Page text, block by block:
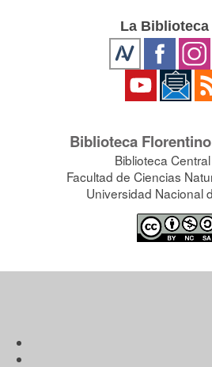
La Biblioteca
Biblioteca
Biblioteca
Facultad de Ciencias
Universidad Nacional